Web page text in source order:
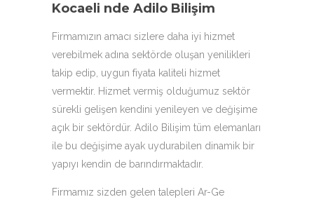
Kocaeli nde Adilo Bilişim
Firmamızın amacı sizlere daha iyi hizmet
verebilmek adına sektörde oluşan yenilikleri
takip edip, uygun fiyata kaliteli hizmet
vermektir. Hizmet vermiş olduğumuz sektör
sürekli gelişen kendini yenileyen ve değişime
açık bir sektördür. Adilo Bilişim tüm elemanları
ile bu değişime ayak uydurabilen dinamik bir
yapıyı kendin de barındırmaktadır.
Firmamız sizden gelen talepleri Ar-Ge